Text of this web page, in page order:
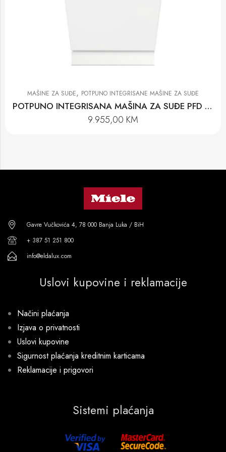
MAŠINE ZA SUĐE, POTPUNO INTEGRISANE MAŠINE ZA SUĐE
POTPUNO INTEGRISANA MAŠINA ZA SUĐE PFD 104 SCVI K2O XXL
9.955,00 KM
Gavre Vučkovića 4, 78 000 Banja Luka / BiH
+ 387 51 251 800
info@eldalux.com
Uslovi kupovine i reklamacije
Načini plaćanja
Izjava o privatnosti
Uslovi kupovine
Sigurnost plaćanja kreditnim karticama
Reklamacije i prigovori
Sistemi plaćanja